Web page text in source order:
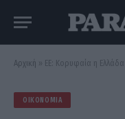
Αρχική » ΕΕ: Κορυφαία η
ΟΙΚΟΝΟΜΊΑ